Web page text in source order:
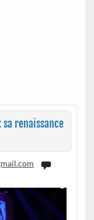
sa renaissance